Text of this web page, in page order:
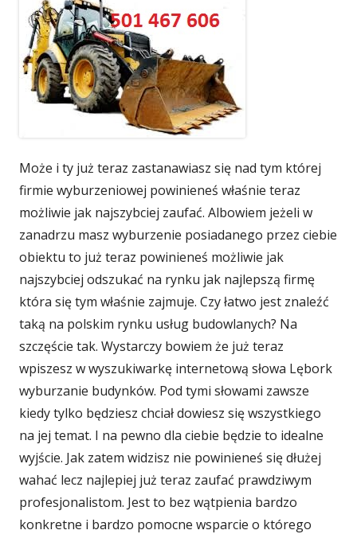
Może i ty już teraz zastanawiasz się nad tym której
firmie wyburzeniowej powinieneś właśnie teraz
możliwie jak najszybciej zaufać. Albowiem jeżeli w
zanadrzu masz wyburzenie posiadanego przez ciebie
obiektu to już teraz powinieneś możliwie jak
najszybciej odszukać na rynku jak najlepszą firmę
która się tym właśnie zajmuje. Czy łatwo jest znaleźć
taką na polskim rynku usług budowlanych? Na
szczęście tak. Wystarczy bowiem że już teraz
wpiszesz w wyszukiwarkę internetową słowa Lębork
wyburzanie budynków. Pod tymi słowami zawsze
kiedy tylko będziesz chciał dowiesz się wszystkiego
na jej temat. I na pewno dla ciebie będzie to idealne
wyjście. Jak zatem widzisz nie powinieneś się dłużej
wahać lecz najlepiej już teraz zaufać prawdziwym
profesjonalistom. Jest to bez wątpienia bardzo
konkretne i bardzo pomocne wsparcie o którego